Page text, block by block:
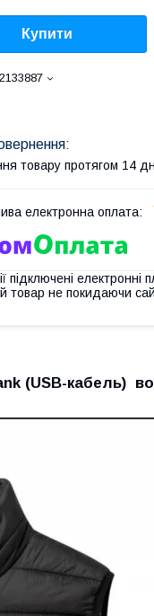
Купити
товару протягом 14
підключені
товар не покидаючи
(USB-кабель)